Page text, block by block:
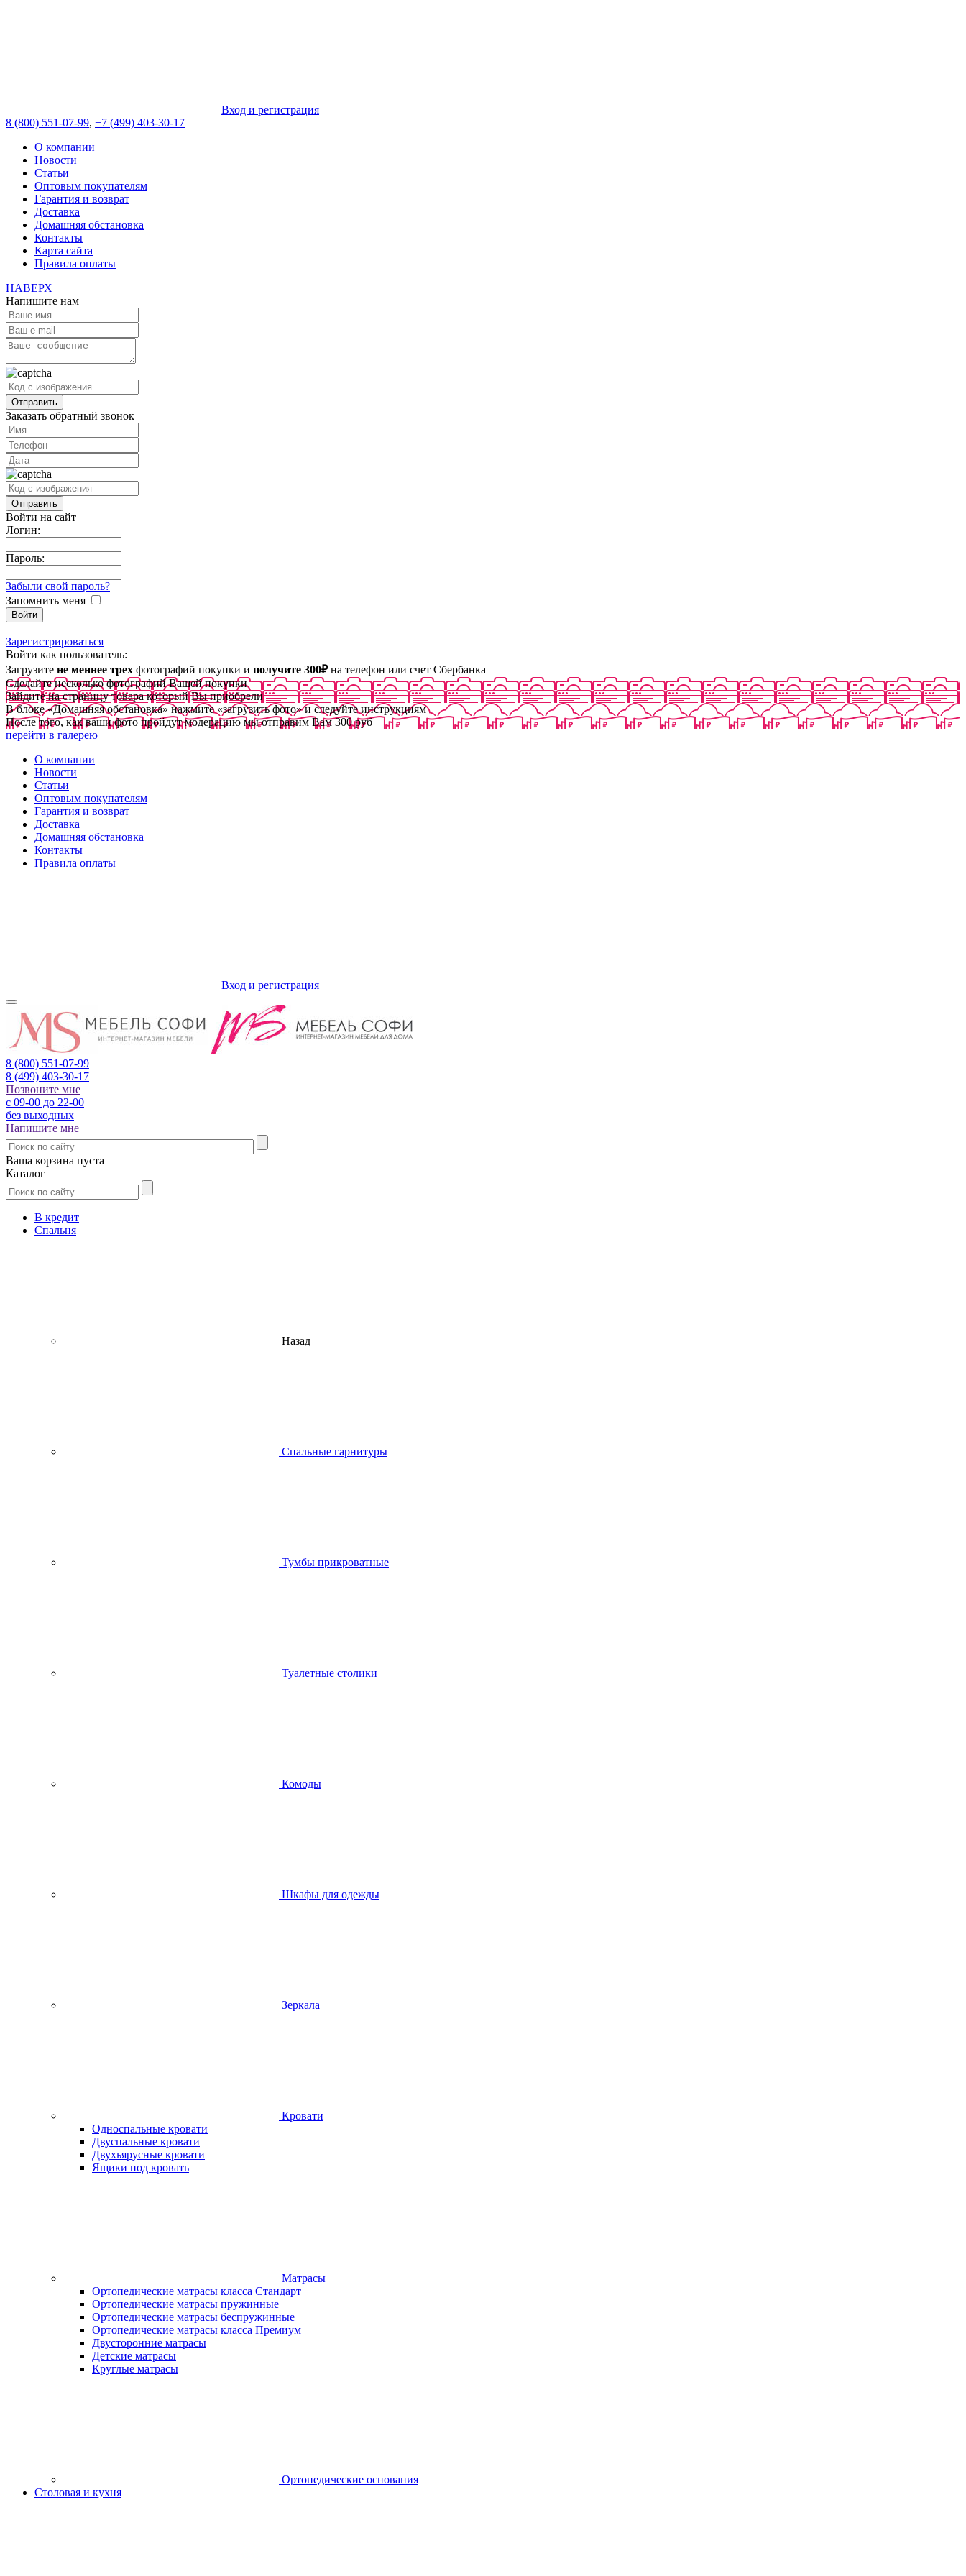
Вход и регистрация
8 (800) 551-07-99, +7 (499) 403-30-17
О компании
Новости
Статьи
Оптовым покупателям
Гарантия и возврат
Доставка
Домашняя обстановка
Контакты
Карта сайта
Правила оплаты
НАВЕРХ
Напишите нам
Заказать обратный звонок
Войти на сайт
Логин:
Пароль:
Забыли свой пароль?
Запомнить меня
Зарегистрироваться
Войти как пользователь:
Загрузите не меннее трех фотографий покупки и получите 300₽на телефон или счет Сбербанка
Сделайте несколько фотографий Вашей покупки
Зайдите на страницу товара который Вы приобрели
В блоке «Домашняя обстановка» нажмите «загрузить фото» и следуйте инструкциям
После того, как ваши фото пройдут модерацию мы отправим Вам 300 руб
перейти в галерею
О компании
Новости
Статьи
Оптовым покупателям
Гарантия и возврат
Доставка
Домашняя обстановка
Контакты
Правила оплаты
Вход и регистрация
8 (800) 551-07-99
8 (499) 403-30-17
Позвоните мне
с 09-00 до 22-00
без выходных
Напишите мне
Ваша корзина пуста
Каталог
В кредит
Спальня
Назад
Спальные гарнитуры
Тумбы прикроватные
Туалетные столики
Комоды
Шкафы для одежды
Зеркала
Кровати
Односпальные кровати
Двуспальные кровати
Двухъярусные кровати
Ящики под кровать
Матрасы
Ортопедические матрасы класса Стандарт
Ортопедические матрасы пружинные
Ортопедические матрасы беспружинные
Ортопедические матрасы класса Премиум
Двусторонние матрасы
Детские матрасы
Круглые матрасы
Ортопедические основания
Столовая и кухня